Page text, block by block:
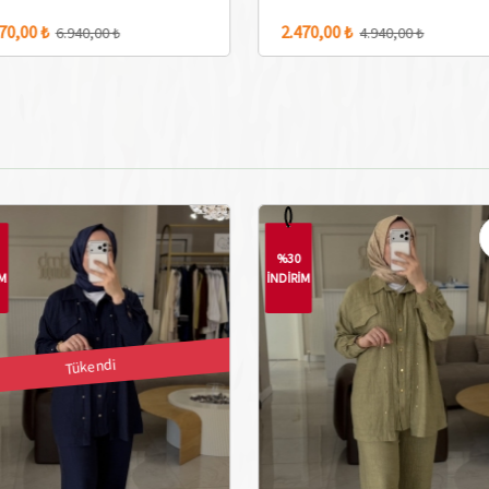
2.470,00 ₺ 1.750,00 ₺
%30
İNDİRİM
%30
İNDİRİM